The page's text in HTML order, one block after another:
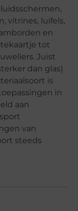
vitrines, luifels,
en
tot
Juist
dan glas)
is
in
aan
van
steeds